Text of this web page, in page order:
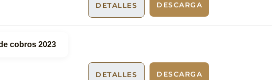
DESCARGA
DETALLES
cobros 2023
DESCARGA
DETALLES